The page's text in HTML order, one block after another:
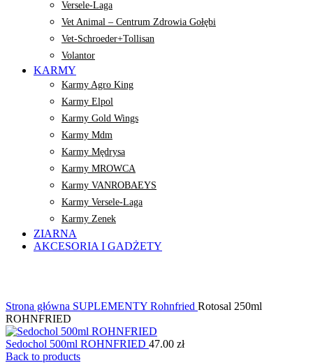
Versele-Laga
Vet Animal – Centrum Zdrowia Gołębi
Vet-Schroeder+Tollisan
Volantor
KARMY
Karmy Agro King
Karmy Elpol
Karmy Gold Wings
Karmy Mdm
Karmy Mędrysa
Karmy MROWCA
Karmy VANROBAEYS
Karmy Versele-Laga
Karmy Zenek
ZIARNA
AKCESORIA I GADŻETY
Strona główna SUPLEMENTY Rohnfried Rotosal 250ml
ROHNFRIED
Sedochol 500ml ROHNFRIED 47.00 zł
Back to products